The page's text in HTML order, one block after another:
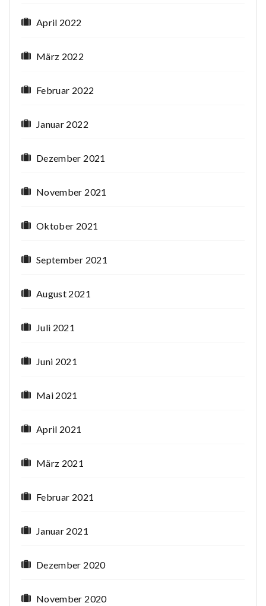
April 2022
März 2022
Februar 2022
Januar 2022
Dezember 2021
November 2021
Oktober 2021
September 2021
August 2021
Juli 2021
Juni 2021
Mai 2021
April 2021
März 2021
Februar 2021
Januar 2021
Dezember 2020
November 2020